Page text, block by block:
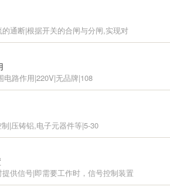
通断|根据开关的合闸与分闸,实现对
电路作用|220V|无品牌|108
|压铸铝,电子元器件等|5-30
供信号|即需要工作时，信号控制装置